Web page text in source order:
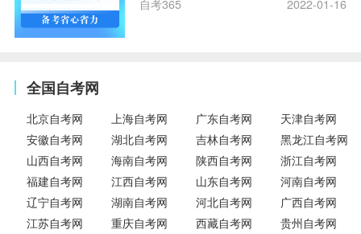
自考365 2022-01-16
全国自考网
北京自考网 上海自考网 广东自考网
天津自考网
安徽自考网
湖北自考网 吉林自考网
黑龙江自考网
山西自考网
海南自考网 陕西自考网
浙江自考网
福建自考网
江西自考网 山东自考网
河南自考网
辽宁自考网
湖南自考网 河北自考网
广西自考网
江苏自考网
重庆自考网 西藏自考网
贵州自考网